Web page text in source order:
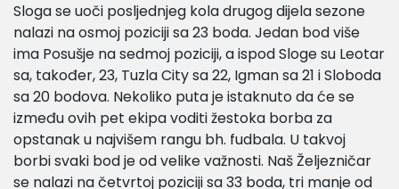
Sloga se uoči posljednjeg kola drugog dijela sezone
nalazi na osmoj poziciji sa 23 boda. Jedan bod više
ima Posušje na sedmoj poziciji, a ispod Sloge su Leotar
sa, također, 23, Tuzla City sa 22, Igman sa 21 i Sloboda
sa 20 bodova. Nekoliko puta je istaknuto da će se
između ovih pet ekipa voditi žestoka borba za
opstanak u najvišem rangu bh. fudbala. U takvoj
borbi svaki bod je od velike važnosti. Naš Željezničar
se nalazi na četvrtoj poziciji sa 33 boda, tri manje od